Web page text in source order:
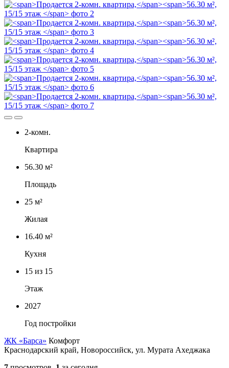
2-комн.
Квартира
56.30 м²
Площадь
25 м²
Жилая
16.40 м²
Кухня
15 из 15
Этаж
2027
Год постройки
ЖК «Барса» Комфорт
Краснодарский край, Новороссийск, ул. Мурата Ахеджака